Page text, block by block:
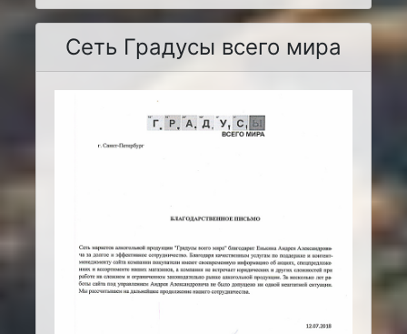
Сеть Градусы всего мира